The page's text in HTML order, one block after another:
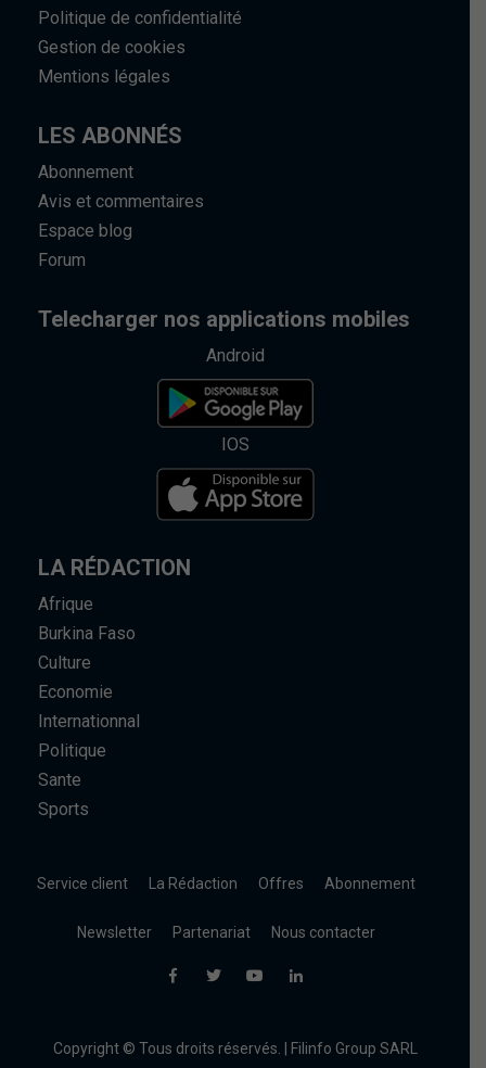
Politique de confidentialité
Gestion de cookies
Mentions légales
LES ABONNÉS
Abonnement
Avis et commentaires
Espace blog
Forum
Telecharger nos applications mobiles
Android
IOS
LA RÉDACTION
Afrique
Burkina Faso
Culture
Economie
Internationnal
Politique
Sante
Sports
Service client La Rédaction Offres Abonnement
Newsletter Partenariat Nous contacter
Copyright © Tous droits réservés. | Filinfo Group SARL